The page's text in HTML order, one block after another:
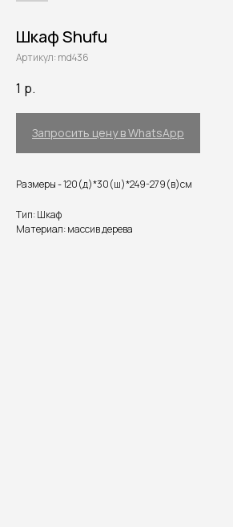
Шкаф Shufu
Артикул: md436
1 р.
Запросить цену в WhatsApp
Размеры - 120(д)*30(ш)*249-279(в)см
Тип: Шкаф
Материал: массив дерева